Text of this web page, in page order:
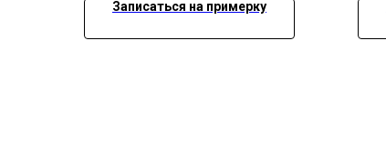
Записаться на примерку